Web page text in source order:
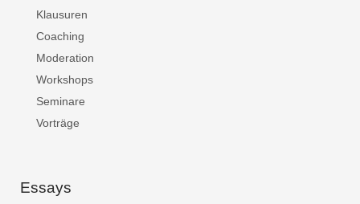
Klausuren
Coaching
Moderation
Workshops
Seminare
Vorträge
Essays